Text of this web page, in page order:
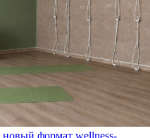
формат wellness-